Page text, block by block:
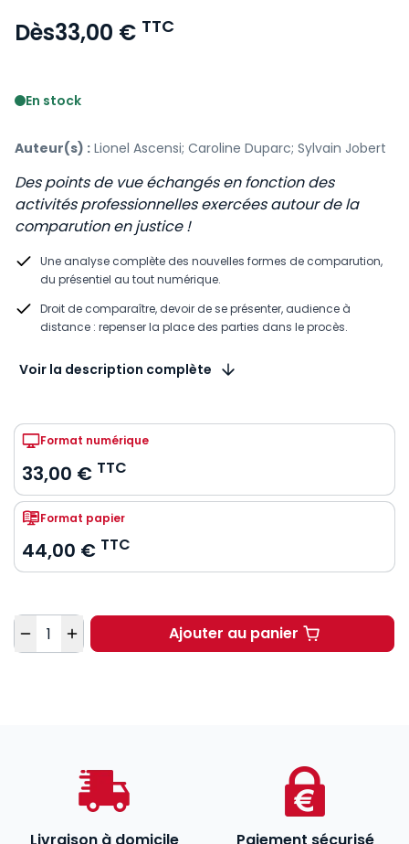
Dès33,00 € TTC
En stock
Auteur(s) : Lionel Ascensi; Caroline Duparc; Sylvain Jobert
Des points de vue échangés en fonction des
activités professionnelles exercées autour de la
comparution en justice !
Une analyse complète des nouvelles formes de comparution,
du présentiel au tout numérique.
Droit de comparaître, devoir de se présenter, audience à
distance : repenser la place des parties dans le procès.
Voir la description complète
Format numérique
33,00 € TTC
Format papier
44,00 € TTC
Quantité Ajouter au panier
Comparaître